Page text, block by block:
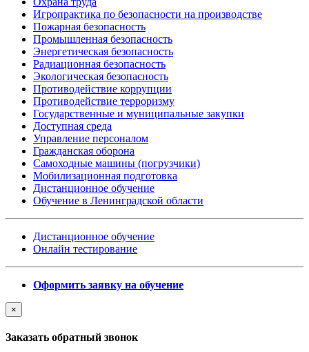
Игропрактика по безопасности на производстве
Пожарная безопасность
Промышленная безопасность
Энергетическая безопасность
Радиационная безопасность
Экологическая безопасность
Противодействие коррупции
Противодействие терроризму
Государственные и муниципальные закупки
Доступная среда
Управление персоналом
Гражданская оборона
Самоходные машины (погрузчики)
Мобилизационная подготовка
Дистанционное обучение
Обучение в Ленинградской области
Дистанционное обучение
Онлайн тестирование
Оформить заявку на обучение
×
Заказать обратный звонок